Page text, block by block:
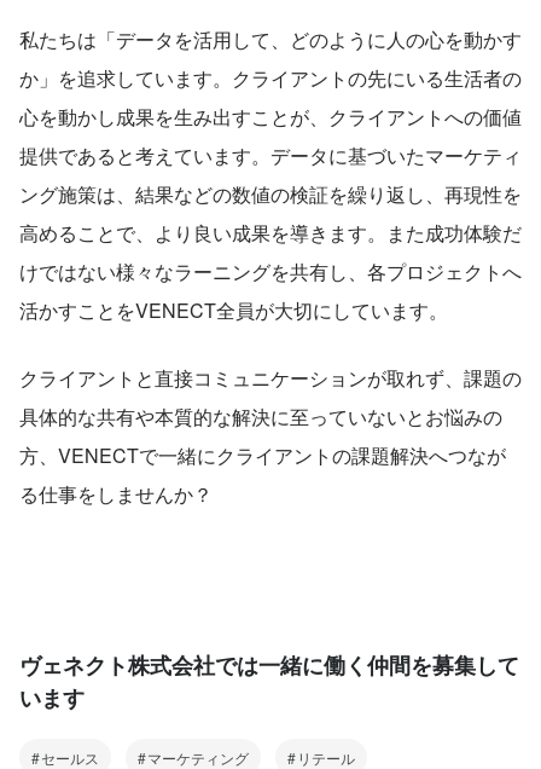
私たちは「データを活用して、どのように人の心を動かす
か」を追求しています。クライアントの先にいる生活者の
心を動かし成果を生み出すことが、クライアントへの価値
提供であると考えています。データに基づいたマーケティ
ング施策は、結果などの数値の検証を繰り返し、再現性を
高めることで、より良い成果を導きます。また成功体験だ
けではない様々なラーニングを共有し、各プロジェクトへ
活かすことをVENECT全員が大切にしています。
クライアントと直接コミュニケーションが取れず、課題の
具体的な共有や本質的な解決に至っていないとお悩みの
方、VENECTで一緒にクライアントの課題解決へつなが
る仕事をしませんか？
ヴェネクト株式会社では一緒に働く仲間を募集して
います
セールス マーケティング リテール